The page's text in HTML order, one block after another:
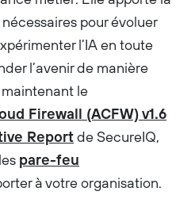
pour évoluer
l’IA en toute
l’avenir de manière
le
Firewall (ACFW) v1.6
Reportde SecureIQ,
pare-feu
à votre organisation.